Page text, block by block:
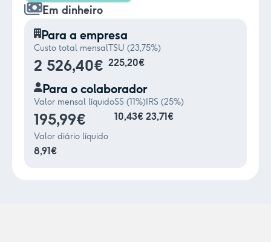
Em dinheiro
Para a empresa
Custo total mensal
2 526,40€
TSU (23,75%)
225,20€
Para o colaborador
Valor mensal líquido
195,99€
SS (11%)
10,43€
IRS (25%)
23,71€
Valor diário líquido
8,91€